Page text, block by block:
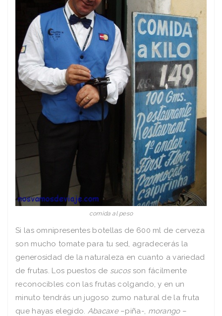
comida al peso
Si las omnipresentes botellas de 600 ml de cerveza
son mucho tomate para tu sed, agradecerás la
generosidad de la naturaleza en cuanto a variedad
de frutas. Los puestos de sucosson fácilmente
reconocibles con las frutas colgando, y en un
minuto tendrás un jugoso zumo natural de la fruta
que hayas elegido. Abacaxe–piña-, morango–